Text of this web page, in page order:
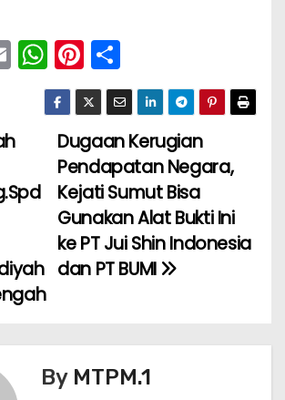
E
m
l
W
h
a
ts
A
p
p
Pi
nt
er
e
st
h
ar
e
Dugaan Kerugian
Pendapatan Negara,
Kejati Sumut Bisa
Gunakan Alat Bukti Ini
ke PT Jui Shin Indonesia
dan PT BUMI
By MTPM.1